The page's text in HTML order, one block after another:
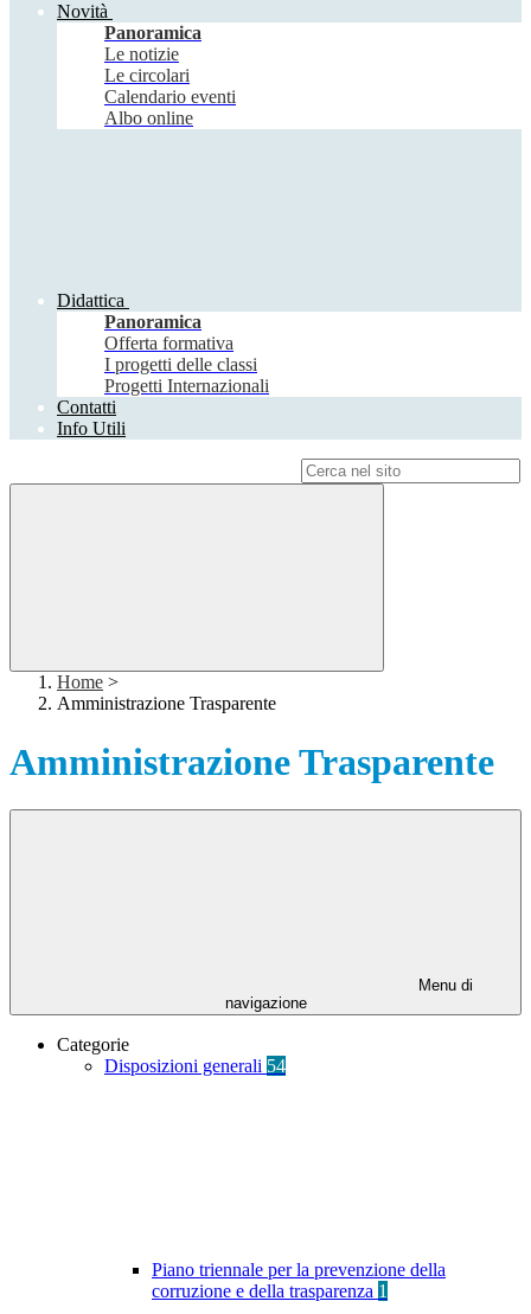
Novità
Panoramica
Le notizie
Le circolari
Calendario eventi
Albo online
Didattica
Panoramica
Offerta formativa
I progetti delle classi
Progetti Internazionali
Contatti
Info Utili
Home >
Amministrazione Trasparente
Amministrazione Trasparente
Menu di
navigazione
Categorie
Disposizioni generali 54
Piano triennale per la prevenzione della
corruzione e della trasparenza 1